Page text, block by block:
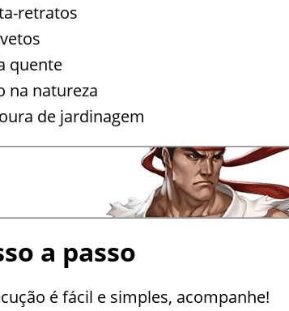
retratos
quente
na natureza
de jardinagem
a passo
é fácil e simples, acompanhe!